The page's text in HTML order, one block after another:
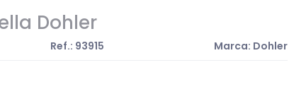
Dohler
Ref.: 93915 Marca: Dohler